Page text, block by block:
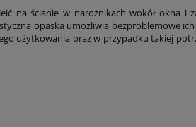
na ścianie w narożnikach wokół okna i
opaska umożliwia bezproblemowe
użytkowania oraz w przypadku takiej